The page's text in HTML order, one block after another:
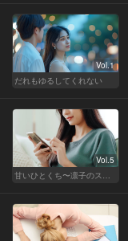
Vol.1
だれもゆるしてくれない
Vol.5